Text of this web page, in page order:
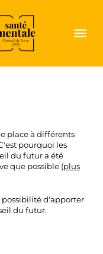
Ouvrir
place à différents
pourquoi les
du futur a été
que possible (plus
possibilité d'apporter
du futur.